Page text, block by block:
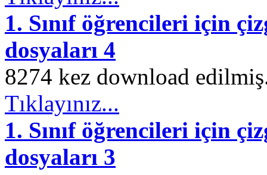
1. Sınıf öğrencileri için
dosyaları 4
8274 kez download
Tıklayınız...
1. Sınıf öğrencileri için
dosyaları 3